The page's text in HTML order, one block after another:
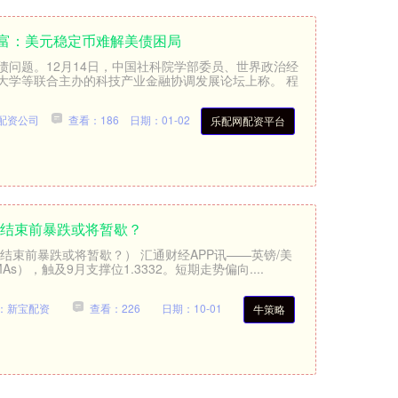
：美元稳定币难解美债困局
问题。12月14日，中国社科院学部委员、世界政治经
学等联合主办的科技产业金融协调发展论坛上称。 程
乐配网配资平台
资公司 查看：186 日期：01-02
束前暴跌或将暂歇？
束前暴跌或将暂歇？） 汇通财经APP讯——英镑/美
），触及9月支撑位1.3332。短期走势偏向....
牛策略
新宝配资 查看：226 日期：10-01